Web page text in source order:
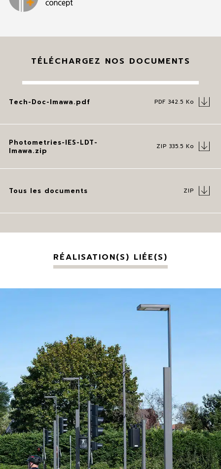
TÉLÉCHARGEZ NOS DOCUMENTS
Tech-Doc-Imawa.pdf PDF 342.5 Ko
Photometries-IES-LDT-
Imawa.zip
ZIP 335.5 Ko
Tous les documents ZIP
RÉALISATION(S) LIÉE(S)
Savigny-le-Temple, France